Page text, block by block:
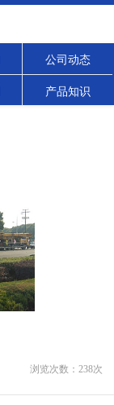
公司动态
产品知识
浏览次数： 238次